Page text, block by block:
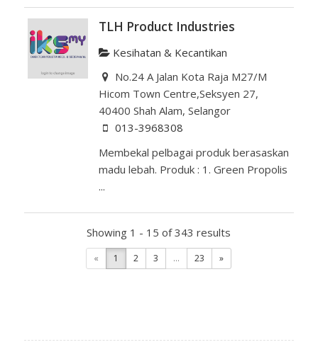
TLH Product Industries
Kesihatan & Kecantikan
No.24 A Jalan Kota Raja M27/M
Hicom Town Centre,Seksyen 27,
40400 Shah Alam, Selangor
013-3968308
Membekal pelbagai produk berasaskan
madu lebah. Produk : 1. Green Propolis
...
Showing 1 - 15 of 343 results
« 1 2 3 ... 23 »